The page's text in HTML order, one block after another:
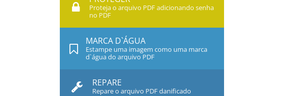
Proteja o arquivo PDF adicionando senha
no PDF
MARCA D`ÁGUA
Estampe uma imagem como uma marca
d`água do arquivo PDF
REPARE
Repare o arquivo PDF danificado